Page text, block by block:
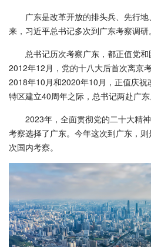
广东是改革开放的排头兵、先行
来，习近平总书记多次到广东考察调研。
总书记历次考察广东，都正值党和
2012年12月，党的十八大后首次离京
2018年10月和2020年10月，正值庆
特区建立40周年之际，总书记两赴广东
2023年，全面贯彻党的二十大精
考察选择了广东。今年这次到广东，
次国内考察。